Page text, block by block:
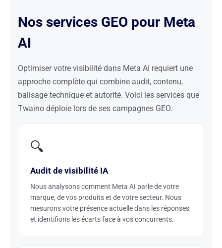
Nos services GEO pour Meta
AI
Optimiser votre visibilité dans Meta AI requiert une
approche complète qui combine audit, contenu,
balisage technique et autorité. Voici les services que
Twaino déploie lors de ses campagnes GEO.
🔍
Audit de visibilité IA
Nous analysons comment Meta AI parle de votre
marque, de vos produits et de votre secteur. Nous
mesurons votre présence actuelle dans les réponses
et identifions les écarts face à vos concurrents.